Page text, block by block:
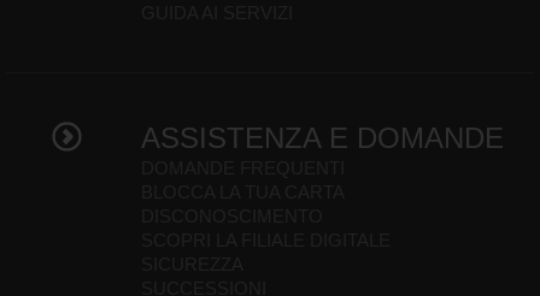
ASSISTENZA E DOMANDE